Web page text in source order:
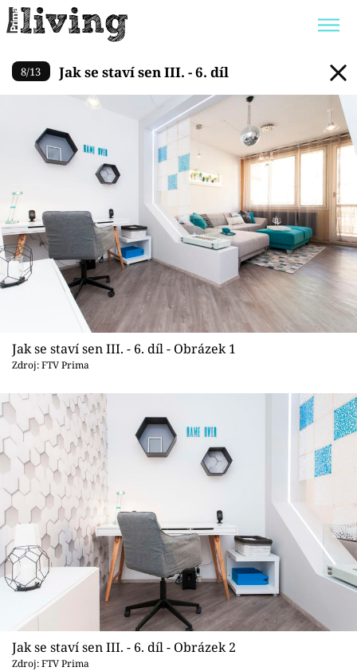
Trendy: JAK UŠETŘIT
POKOJOVÉ KVĚTINY
BYDLENÍ SLAVNÝCH
ZAHRADA
Bydlení
Zahrada
Sledujte prima+
Přihlášení
Sledujte nás
Jak se staví sen III. - 6. díl
8/13 Jak se staví sen III. - 6. díl
Jak se staví sen III. - 6. díl - Obrázek 1
Zdroj: FTV Prima
Jak se staví sen III. - 6. díl - Obrázek 2
Zdroj: FTV Prima